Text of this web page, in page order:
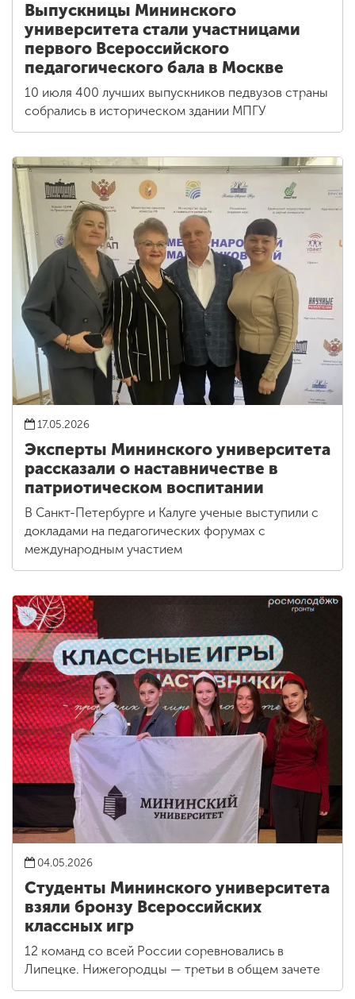
Выпускницы Мининского
университета стали участницами
первого Всероссийского
педагогического бала в Москве
10 июля 400 лучших выпускников педвузов страны
собрались в историческом здании МПГУ
17.05.2026
Эксперты Мининского университета
рассказали о наставничестве в
патриотическом воспитании
В Санкт-Петербурге и Калуге ученые выступили с
докладами на педагогических форумах с
международным участием
04.05.2026
Студенты Мининского университета
взяли бронзу Всероссийских
классных игр
12 команд со всей России соревновались в
Липецке. Нижегородцы — третьи в общем зачете